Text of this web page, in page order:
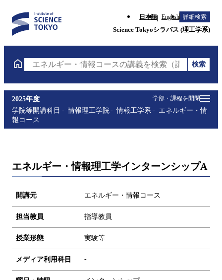
日本語 English 詳細検索
Science Tokyoシラバス (理工学系)
エネルギー・情報コースの講義を検索（講義名・科
検索
学部・課程を開閉
2025年度
学院等開講科目
情報理工学院 情報工学系
エネルギー・情
報コース
エネルギー・情報理工学インターンシップA
開講元 エネルギー・情報コース
担当教員 指導教員
授業形態 実験等
メディア利用科目 -